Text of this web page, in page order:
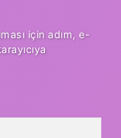
için adım, e-